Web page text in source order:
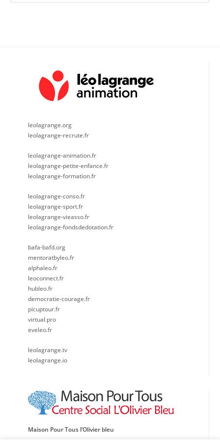
leolagrange.org
leolagrange-recrute.fr
leolagrange-animation.fr
leolagrange-petite-enfance.fr
leolagrange-formation.fr
leolagrange-conso.fr
leolagrange-sport.fr
leolagrange-vieasso.fr
leolagrange-fondsdedotation.fr
bafa-bafd.org
mentoratbyleo.fr
alphaleo.fr
leoconnect.fr
hubleo.fr
democratie-courage.fr
picuptour.fr
virtual.pro
eveleo.fr
leolagrange.tv
leolagrange.io
Maison Pour Tous l’Olivier bleu